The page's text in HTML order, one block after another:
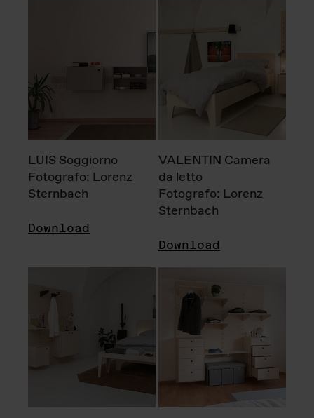
LUIS Soggiorno
Fotografo: Lorenz
Sternbach
Download
VALENTIN Camera
da letto
Fotografo: Lorenz
Sternbach
Download